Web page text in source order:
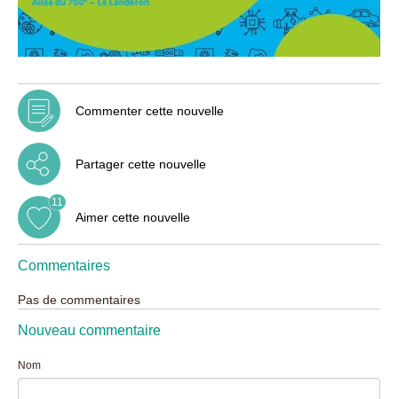
Commenter cette nouvelle
Partager cette nouvelle
Aimer cette nouvelle
11
Commentaires
Pas de commentaires
Nouveau commentaire
Nom